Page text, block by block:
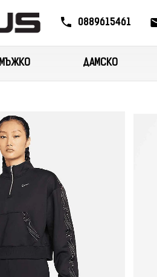
0889615461
МЪЖКО ДАМСКО